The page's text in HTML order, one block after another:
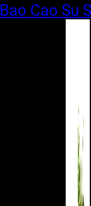
Bao Cao Su